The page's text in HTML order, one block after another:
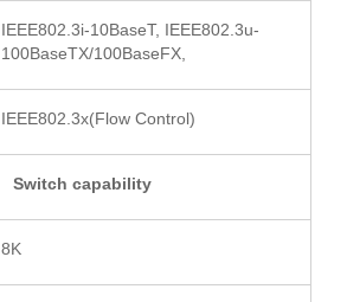
IEEE802.3i-10BaseT, IEEE802.3u-
100BaseTX/100BaseFX,
IEEE802.3x(Flow Control)
Switch capability
8K